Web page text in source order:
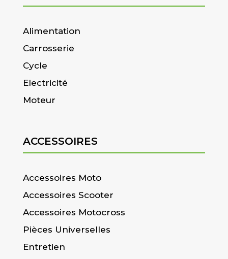
Alimentation
Carrosserie
Cycle
Electricité
Moteur
ACCESSOIRES
Accessoires Moto
Accessoires Scooter
Accessoires Motocross
Pièces Universelles
Entretien